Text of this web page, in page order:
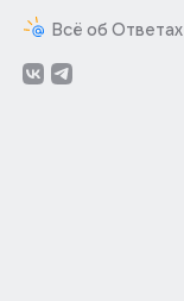
Всё об Ответах